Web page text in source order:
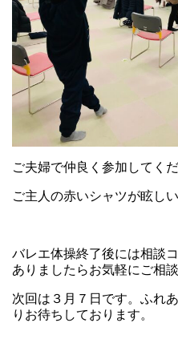
ご夫婦で仲良く参加してく
ご主人の赤いシャツが眩し
バレエ体操終了後には相談
ありましたらお気軽にご相談
次回は３月７日です。ふれ
りお待ちしております。